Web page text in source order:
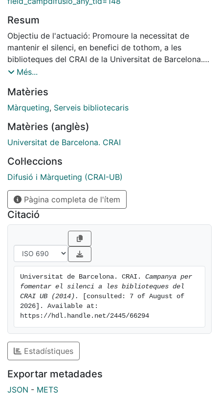
Resum
Objectiu de l'actuació: Promoure la necessitat de
mantenir el silenci, en benefici de tothom, a les
biblioteques del CRAI de la Universitat de Barcelona.
Descripció del producte: Diapositiva per projectar a
Més...
Matèries
Màrqueting, Serveis bibliotecaris
Matèries (anglès)
Universitat de Barcelona. CRAI
Col·leccions
Difusió i Màrqueting (CRAI-UB)
Pàgina completa de l'ítem
Citació
Universitat de Barcelona. CRAI. Campanya per
fomentar el silenci a les biblioteques del
CRAI UB (2014).
[consulted: 7 of August of
2026]. Available at:
https://hdl.handle.net/2445/66294
Estadístiques
Exportar metadades
JSON - METS